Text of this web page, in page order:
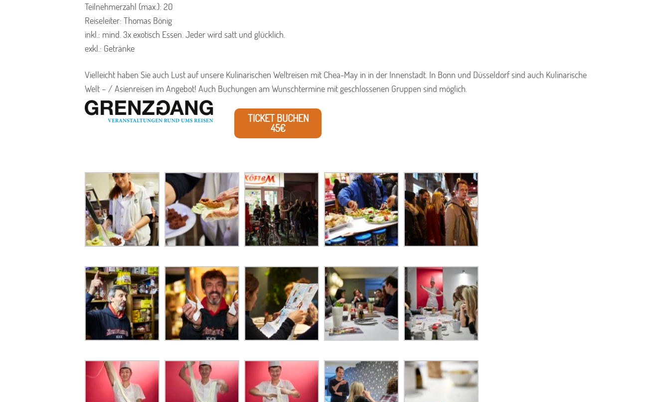
Teilnehmerzahl (max.): 20
Reiseleiter: Thomas Bönig
inkl.: mind. 3x exotisch Essen. Jeder wird satt und glücklich.
exkl.: Getränke
Vielleicht haben Sie auch Lust auf unsere Kulinarischen Weltreisen mit Chea-May in in der Innenstadt. In Bonn und Düsseldorf sind auch Kulinarische
Welt – / Asienreisen im Angebot! Auch Buchungen am Wunschtermine mit geschlossenen Gruppen sind möglich.
TICKET BUCHEN
45€